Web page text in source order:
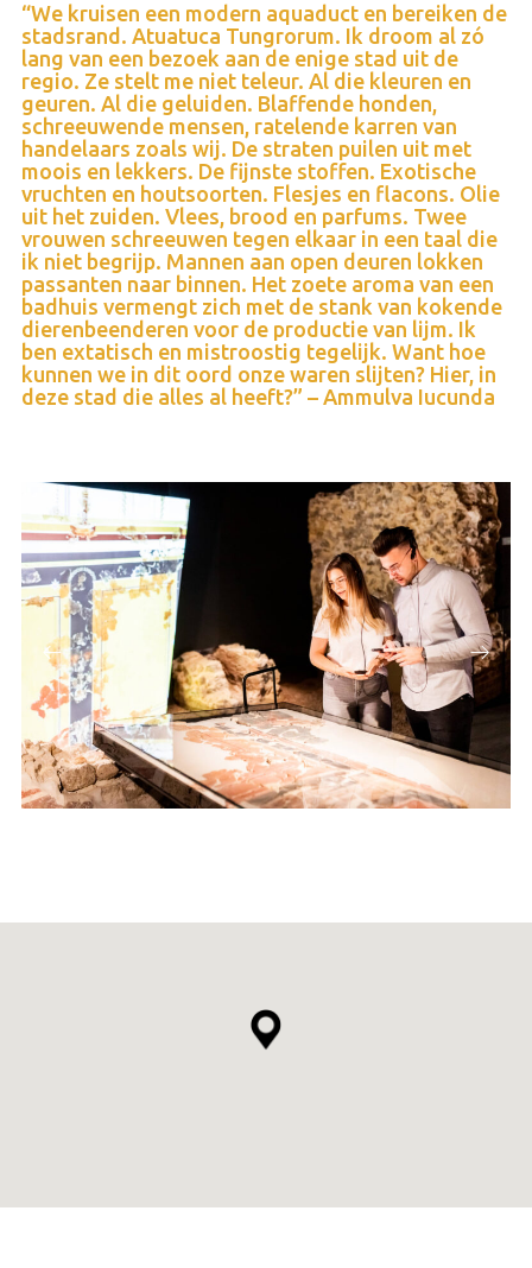
“We kruisen een modern aquaduct en bereiken de
stadsrand. Atuatuca Tungrorum. Ik droom al zó
lang van een bezoek aan de enige stad uit de
regio. Ze stelt me niet teleur. Al die kleuren en
geuren. Al die geluiden. Blaffende honden,
schreeuwende mensen, ratelende karren van
handelaars zoals wij. De straten puilen uit met
moois en lekkers. De fijnste stoffen. Exotische
vruchten en houtsoorten. Flesjes en flacons. Olie
uit het zuiden. Vlees, brood en parfums. Twee
vrouwen schreeuwen tegen elkaar in een taal die
ik niet begrijp. Mannen aan open deuren lokken
passanten naar binnen. Het zoete aroma van een
badhuis vermengt zich met de stank van kokende
dierenbeenderen voor de productie van lijm. Ik
ben extatisch en mistroostig tegelijk. Want hoe
kunnen we in dit oord onze waren slijten? Hier, in
deze stad die alles al heeft?” – Ammulva Iucunda